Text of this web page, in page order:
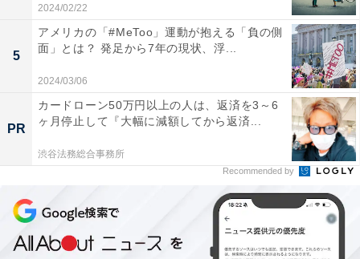
あなたの予想は当たっていましたか？
【おすすめ記事】
・ 『逃げ恥』にムズキュン！俳優としての星野源の魅力
「逃げ恥」に学ぶ、離婚してしまう夫婦の特徴
・逃げ恥ロスはどこへ？今は高橋一生が見逃せない
・地味スゴや相棒…ドラマの主人公に変人が増えたワケ
2024/02/22
5
アメリカの「#MeToo」運動が抱える「負の側
面」とは？ 発足から7年の現状、浮...
2024/03/06
PR
カードローン50万円以上の人は、返済を3～6
ヶ月停止して『大幅に減額してから返済...
渋谷法務総合事務所
Recommended by